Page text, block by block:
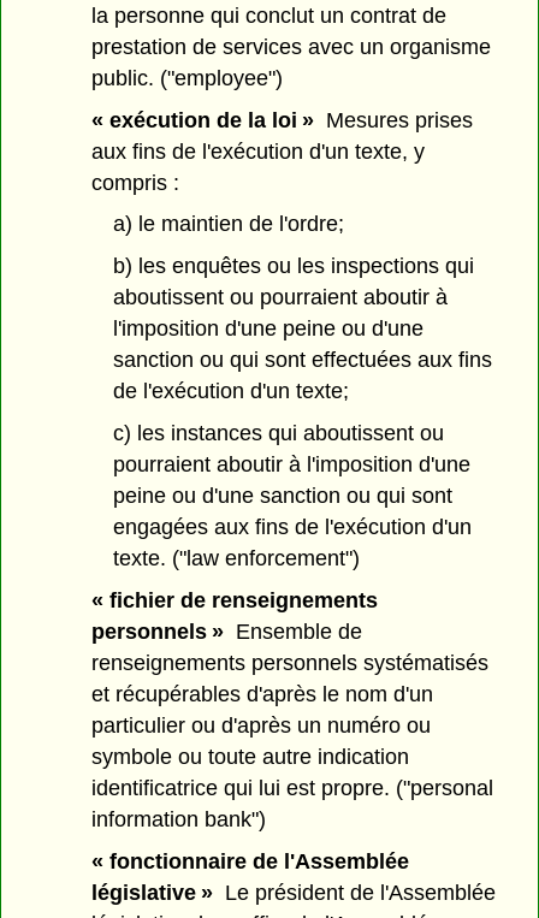
la personne qui conclut un contrat de
prestation de services avec un organisme
public. ("employee")
« exécution de la loi » Mesures prises
aux fins de l'exécution d'un texte, y
compris :
a) le maintien de l'ordre;
b) les enquêtes ou les inspections qui
aboutissent ou pourraient aboutir à
l'imposition d'une peine ou d'une
sanction ou qui sont effectuées aux fins
de l'exécution d'un texte;
c) les instances qui aboutissent ou
pourraient aboutir à l'imposition d'une
peine ou d'une sanction ou qui sont
engagées aux fins de l'exécution d'un
texte. ("law enforcement")
« fichier de renseignements
personnels » Ensemble de
renseignements personnels systématisés
et récupérables d'après le nom d'un
particulier ou d'après un numéro ou
symbole ou toute autre indication
identificatrice qui lui est propre. ("personal
information bank")
« fonctionnaire de l'Assemblée
législative » Le président de l'Assemblée